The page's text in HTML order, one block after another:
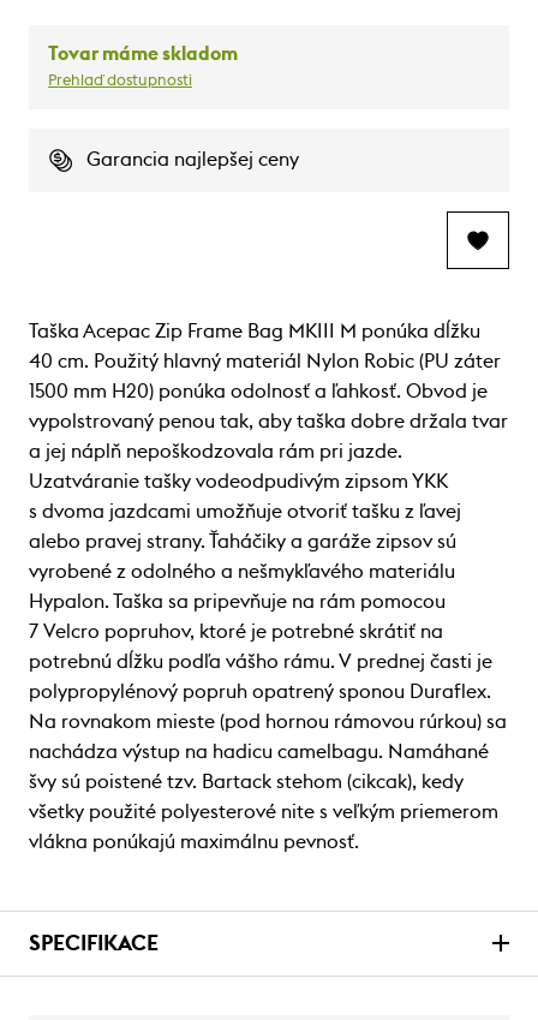
Tovar máme skladom
Prehlaď dostupnosti
Garancia najlepšej ceny
Taška Acepac Zip Frame Bag MKIII M ponúka dĺžku
40 cm. Použitý hlavný materiál Nylon Robic (PU záter
1500 mm H20) ponúka odolnosť a ľahkosť. Obvod je
vypolstrovaný penou tak, aby taška dobre držala tvar
a jej náplň nepoškodzovala rám pri jazde.
Uzatváranie tašky vodeodpudivým zipsom YKK
s dvoma jazdcami umožňuje otvoriť tašku z ľavej
alebo pravej strany. Ťaháčiky a garáže zipsov sú
vyrobené z odolného a nešmykľavého materiálu
Hypalon. Taška sa pripevňuje na rám pomocou
7 Velcro popruhov, ktoré je potrebné skrátiť na
potrebnú dĺžku podľa vášho rámu. V prednej časti je
polypropylénový popruh opatrený sponou Duraflex.
Na rovnakom mieste (pod hornou rámovou rúrkou) sa
nachádza výstup na hadicu camelbagu. Namáhané
švy sú poistené tzv. Bartack stehom (cikcak), kedy
všetky použité polyesterové nite s veľkým priemerom
vlákna ponúkajú maximálnu pevnosť.
SPECIFIKACE